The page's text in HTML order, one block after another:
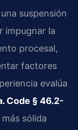
suspensión
impugnar la
procesal,
factores
evalúa
Code § 46.2-
sólida